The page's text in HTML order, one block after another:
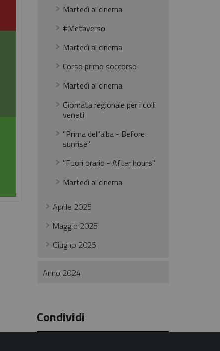
Martedì al cinema
#Metaverso
Martedì al cinema
Corso primo soccorso
Martedì al cinema
Giornata regionale per i colli
veneti
"Prima dell’alba - Before
sunrise"
"Fuori orario - After hours"
Martedì al cinema
Aprile 2025
Maggio 2025
Giugno 2025
Anno 2024
Condividi